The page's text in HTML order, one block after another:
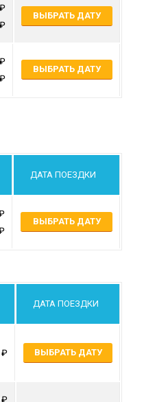
ВЫБРАТЬ ДАТУ
ВЫБРАТЬ ДАТУ
ДАТА ПОЕЗДКИ
ВЫБРАТЬ ДАТУ
ДАТА ПОЕЗДКИ
ВЫБРАТЬ ДАТУ